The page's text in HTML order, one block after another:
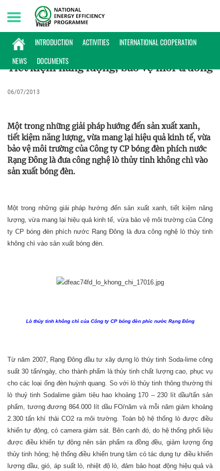
INTRODUCTION ACTIVITIES
INTERNATIONAL COOPERATION
NEWS
DOCUMENTS
Friday, 07/08/2026 | 03:41 GMT+7
KINH NGHIỆM
Tiết kiệm năng lượng, bảo vệ môi trương
06/07/2013
Một trong những giải pháp hướng đến sản xuất xanh,
tiết kiệm năng lượng, vừa mang lại hiệu quả kinh tế, vừa
bảo vệ môi trường của Công ty CP bóng đèn phích nước
Rạng Đông là đưa công nghệ lò thủy tinh không chì vào
sản xuất bóng đèn.
Một trong những giải pháp hướng đến sản xuất xanh, tiết kiệm năng
lượng, vừa mang lại hiệu quả kinh tế, vừa bảo vệ môi trường của Công
ty CP bóng đèn phích nước Rạng Đông là đưa công nghệ lò thủy tinh
không chì vào sản xuất bóng đèn.
Lò thủy tinh không chì của Công ty CP bóng đèn phíc nước Rạng Đông
Từ năm 2007, Rạng Đông đầu tư xây dựng lò thủy tinh Soda-lime công
suất 30 tấn/ngày, cho thành phẩm là thủy tinh chất lượng cao, phục vụ
cho các loại ống đèn huỳnh quang. So với lò thủy tinh thông thường thì
lò thuỷ tinh Sodalime giảm tiêu hao khoảng 170 – 230 lít dầu/tấn sản
phẩm, tương đương 864.000 lít dầu FO/năm và mỗi năm giảm khoảng
2.300 tấn khí thải CO2 ra môi trường. Toàn bộ hệ thống lò được điều
khiển tự động, có camera giám sát. Bên cạnh đó, do hệ thống phối liệu
được điều khiển tự động nên sản phẩm ra đồng đều, giảm lượng ống
thủy tinh hỏng; hệ thống điều khiển trung tâm có tác dụng tự điều khiển
lượng dầu, gió, áp suất lò, nhiệt độ lò, đảm bảo hoạt động hiệu quả và